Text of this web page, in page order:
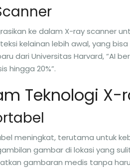
ke dalam X-ray scanner
kelainan lebih awal, yang
dari Universitas Harvard, “AI
hingga 20%”.
Teknologi X-
meningkat, terutama untuk
gambar di lokasi yang
gambaran medis tanpa